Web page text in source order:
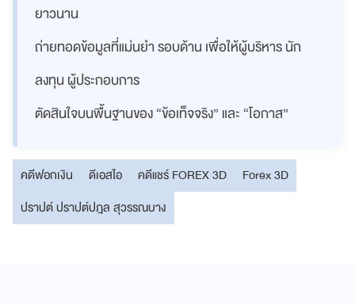
ยาวนาน
ถ่ายทอดข้อมูลที่แม่นยำ รอบด้าน เพื่อให้ผู้บริหาร นัก
ลงทุน ผู้ประกอบการ
ตัดสินใจบนพื้นฐานของ “ข้อเท็จจริง” และ “โอกาส”
คดีฟอกเงิน ดีเอสไอ คดีแชร์ FOREX 3D
Forex 3D
ปราปต์ ปราปต์ปฎล สุวรรณบาง